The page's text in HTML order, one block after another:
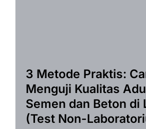
3 Metode Praktis:
Menguji Kualitas
Semen dan Beton di
(Test Non-